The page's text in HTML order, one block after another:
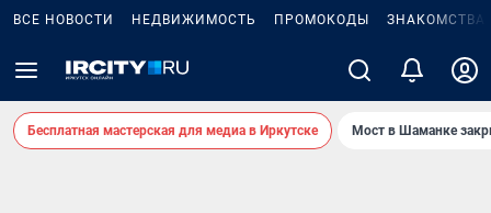
ВСЕ НОВОСТИ НЕДВИЖИМОСТЬ ПРОМОКОДЫ ЗНАКОМСТВА
Бесплатная мастерская для медиа в Иркутске Мост в Шаманке